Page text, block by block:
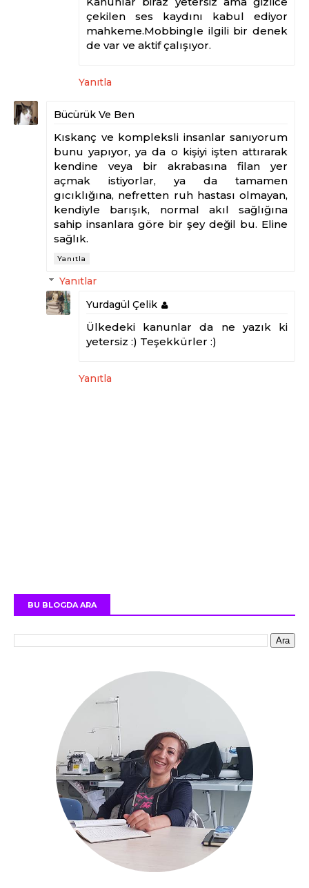
çekilen ses kaydını kabul ediyor
mahkeme.Mobbingle ilgili bir denek
de var ve aktif çalışıyor.
Yanıtla
Bücürük Ve Ben
Kıskanç ve kompleksli insanlar sanıyorum
bunu yapıyor, ya da o kişiyi işten attırarak
kendine veya bir akrabasına filan yer
açmak istiyorlar, ya da tamamen
gıcıklığına, nefretten ruh hastası olmayan,
kendiyle barışık, normal akıl sağlığına
sahip insanlara göre bir şey değil bu. Eline
sağlık.
Yanıtla
Yanıtlar
Yurdagül Çelik
Ülkedeki kanunlar da ne yazık ki
yetersiz :) Teşekkürler :)
Yanıtla
BU BLOGDA ARA